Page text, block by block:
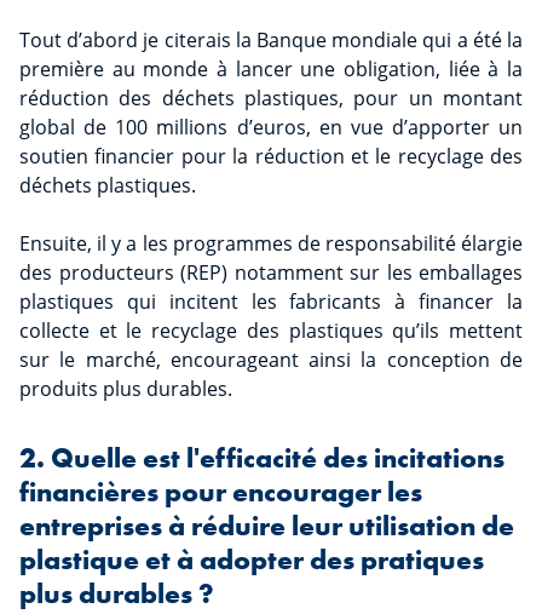
Tout d’abord je citerais la Banque mondiale qui a été la
première au monde à lancer une obligation, liée à la
réduction des déchets plastiques, pour un montant
global de 100 millions d’euros, en vue d’apporter un
soutien financier pour la réduction et le recyclage des
déchets plastiques.
Ensuite, il y a les programmes de responsabilité élargie
des producteurs (REP) notamment sur les emballages
plastiques qui incitent les fabricants à financer la
collecte et le recyclage des plastiques qu’ils mettent
sur le marché, encourageant ainsi la conception de
produits plus durables.
2. Quelle est l'efficacité des incitations
financières pour encourager les
entreprises à réduire leur utilisation de
plastique et à adopter des pratiques
plus durables ?